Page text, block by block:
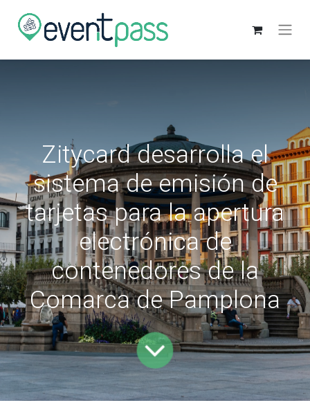
Zitycard desarrolla el
sistema de emisión de
tarjetas para la apertura
electrónica de
contenedores de la
Comarca de Pamplona